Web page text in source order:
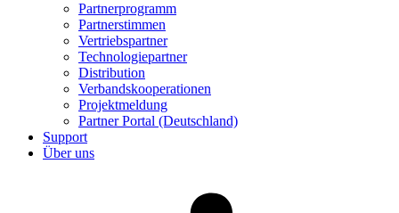
Partnerprogramm
Partnerstimmen
Vertriebspartner
Technologiepartner
Distribution
Verbandskooperationen
Projektmeldung
Partner Portal (Deutschland)
Support
Über uns